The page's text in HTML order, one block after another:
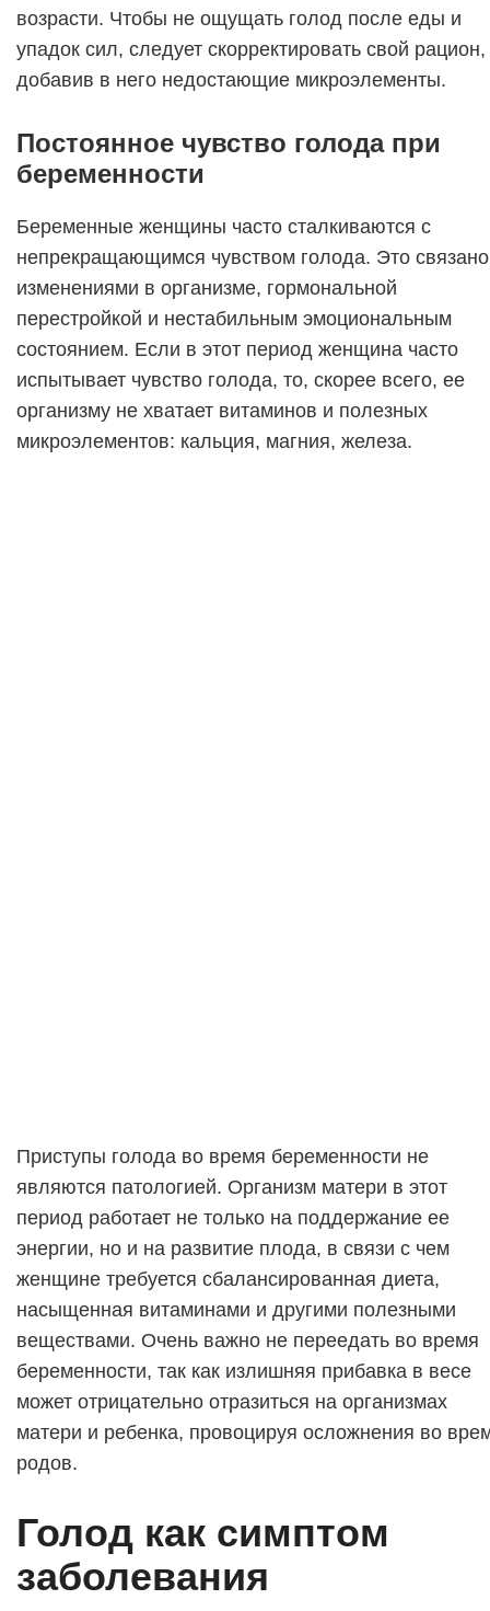
возрасти. Чтобы не ощущать голод после еды и
упадок сил, следует скорректировать свой рацион,
добавив в него недостающие микроэлементы.
Постоянное чувство голода при
беременности
Беременные женщины часто сталкиваются с
непрекращающимся чувством голода. Это
изменениями в организме, гормональной
перестройкой и нестабильным эмоциональным
состоянием. Если в этот период женщина часто
испытывает чувство голода, то, скорее всего, ее
организму не хватает витаминов и полезных
микроэлементов: кальция, магния, железа.
Приступы голода во время беременности не
являются патологией. Организм матери в этот
период работает не только на поддержание ее
энергии, но и на развитие плода, в связи с чем
женщине требуется сбалансированная диета,
насыщенная витаминами и другими полезными
веществами. Очень важно не переедать во время
беременности, так как излишняя прибавка в весе
может отрицательно отразиться на организмах
матери и ребенка, провоцируя осложнения во
родов.
Голод как симптом
заболевания